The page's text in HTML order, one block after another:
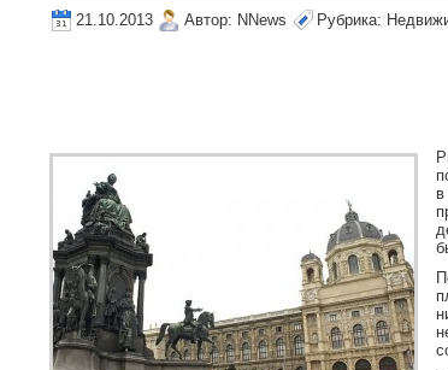
21.10.2013 Автор: NNews Рубрика: